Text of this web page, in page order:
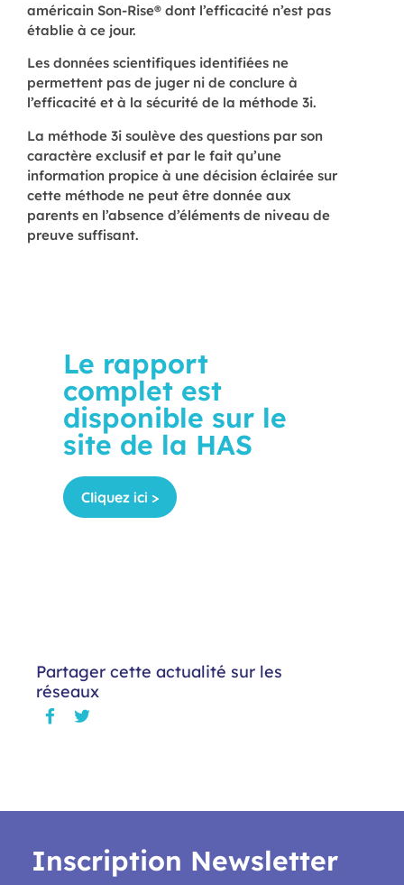
américain Son-Rise® dont l’efficacité n’est pas
établie à ce jour.
Les données scientifiques identifiées ne
permettent pas de juger ni de conclure à
l’efficacité et à la sécurité de la méthode 3i.
La méthode 3i soulève des questions par son
caractère exclusif et par le fait qu’une
information propice à une décision éclairée sur
cette méthode ne peut être donnée aux
parents en l’absence d’éléments de niveau de
preuve suffisant.
Le rapport
complet est
disponible sur le
site de la HAS
CIiquez ici >
Partager cette actualité sur les
réseaux
Inscription Newsletter